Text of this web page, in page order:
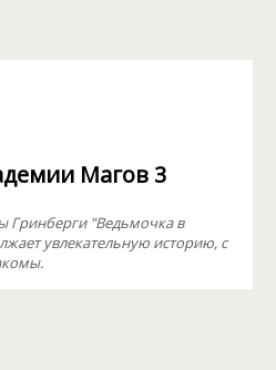
Магов 3
Гринберги "Ведьмочка в
увлекательную историю, с